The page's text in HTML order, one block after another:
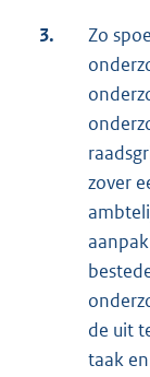
3.
Zo
zover
de uit
taak